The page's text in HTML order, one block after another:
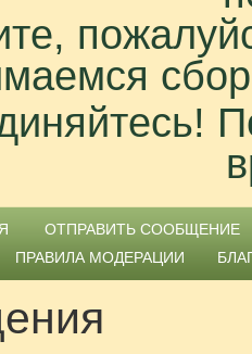
ОТПРАВИТЬ СООБЩЕНИЕ
ПРАВИЛА МОДЕРАЦИИ